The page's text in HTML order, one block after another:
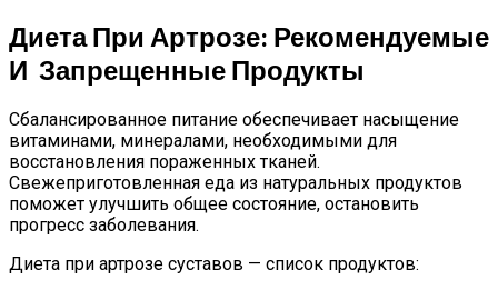
Диета При Артрозе: Рекомендуемые
И Запрещенные Продукты
Сбалансированное питание обеспечивает насыщение
витаминами, минералами, необходимыми для
восстановления пораженных тканей.
Свежеприготовленная еда из натуральных продуктов
поможет улучшить общее состояние, остановить
прогресс заболевания.
Диета при артрозе суставов — список продуктов: